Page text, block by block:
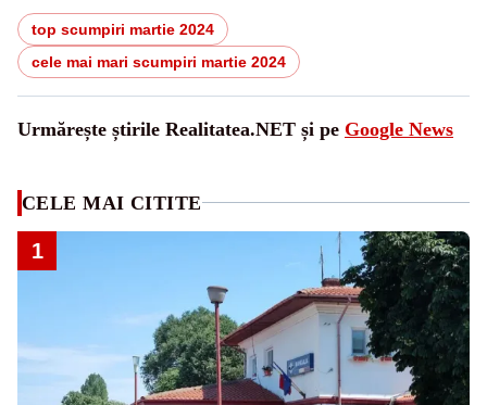
top scumpiri martie 2024
cele mai mari scumpiri martie 2024
Urmărește știrile Realitatea.NET și pe Google News
CELE MAI CITITE
1